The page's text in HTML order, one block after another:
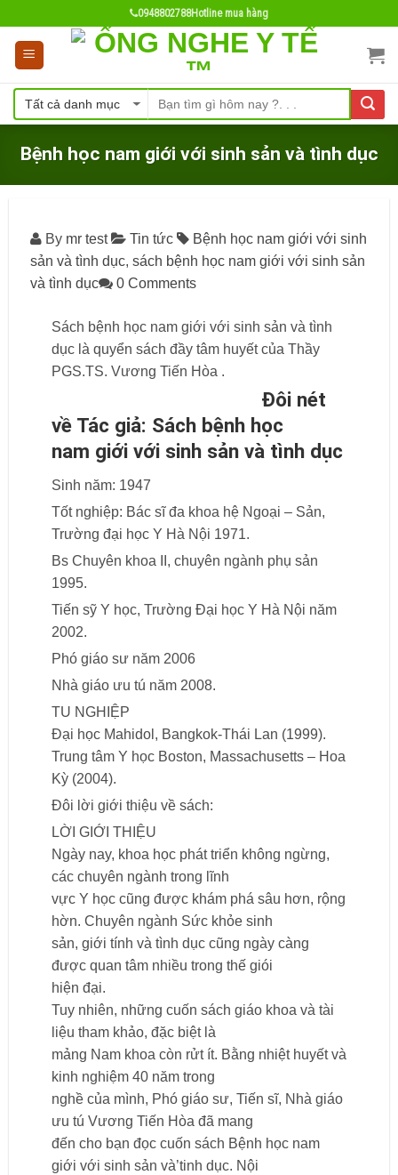
content
0948802788Hotline mua hàng
Bệnh học nam giới với sinh sản và tình dục
By mr test Tin tức
Bệnh học nam giới với sinh
sản và tình dục, sách bệnh học nam giới với sinh sản
và tình dục
0 Comments
Sách bệnh học nam giới với sinh sản và tình
dục là quyển sách đầy tâm huyết của Thầy
PGS.TS. Vương Tiến Hòa .
Đôi nét
về Tác giả: Sách bệnh học
nam giới với sinh sản và tình dục
Sinh năm: 1947
Tốt nghiệp: Bác sĩ đa khoa hệ Ngoại – Sản,
Trường đại học Y Hà Nội 1971.
Bs Chuyên khoa II, chuyên ngành phụ sản
1995.
Tiến sỹ Y học, Trường Đại học Y Hà Nội năm
2002.
Phó giáo sư năm 2006
Nhà giáo ưu tú năm 2008.
TU NGHIỆP
Đại học Mahidol, Bangkok-Thái Lan (1999).
Trung tâm Y học Boston, Massachusetts – Hoa
Kỳ (2004).
Đôi lời giới thiệu về sách:
LỜI GIỚI THIỆU
Ngày nay, khoa học phát triển không ngừng,
các chuyên ngành trong lĩnh
vực Y học cũng được khám phá sâu hơn, rộng
hờn. Chuyên ngành Sức khỏe sinh
sản, giới tính và tình dục cũng ngày càng
được quan tâm nhiều trong thế giói
hiện đại.
Tuy nhiên, những cuốn sách giáo khoa và tài
liệu tham khảo, đặc biệt là
mảng Nam khoa còn rửt ít. Bằng nhiệt huyết và
kinh nghiệm 40 năm trong
nghề của mình, Phó giáo sư, Tiến sĩ, Nhà giáo
ưu tú Vương Tiến Hòa đã mang
đến cho bạn đọc cuốn sách Bệnh học nam
giới với sinh sản và’tinh dục. Nội